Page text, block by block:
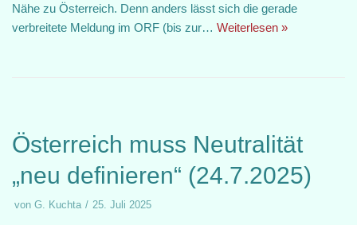
Nähe zu Österreich. Denn anders lässt sich die gerade
verbreitete Meldung im ORF (bis zur… Weiterlesen »
Österreich muss Neutralität
„neu definieren“ (24.7.2025)
von G. Kuchta 25. Juli 2025